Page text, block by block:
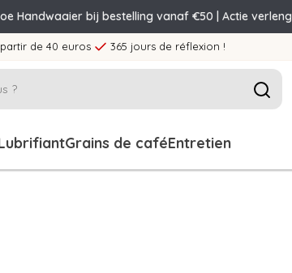
Handwaaier bij bestelling vanaf €50 | Actie
de 40 euros 365 jours de réflexion !
Grains de caféEntretien